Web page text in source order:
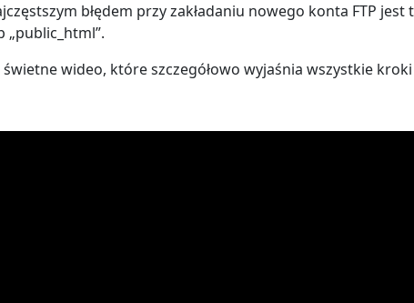
błędem przy zakładaniu nowego konta FTP
„public_html”.
świetne wideo, które szczegółowo wyjaśnia wszystkie